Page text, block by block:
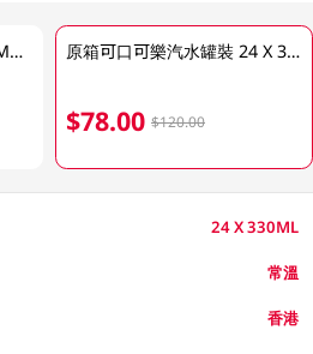
可口可樂汽水罐裝 8 X 330ML(包裝隨機發送) 原箱可口可樂汽水罐裝 24 X 330ML (包裝隨機發送)
$78.00 $120.00
24 X 330ML
常溫
香港